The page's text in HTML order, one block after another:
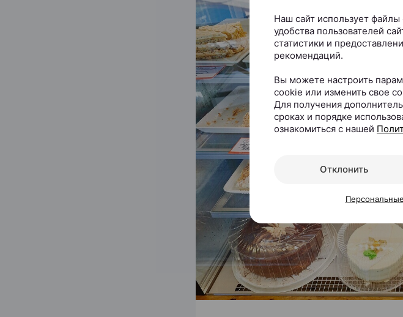
Наш сайт использует
удобства пользователей
статистики и
рекомендаций.
Вы можете настроить
cookie или изменить свое
Для получения
сроках и порядке
ознакомиться с нашей
Отклонить